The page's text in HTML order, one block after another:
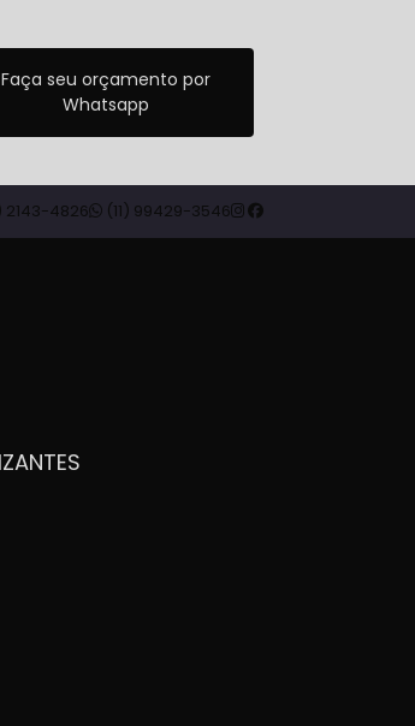
Faça seu orçamento por
Whatsapp
2143-4826 (11) 99429-3546